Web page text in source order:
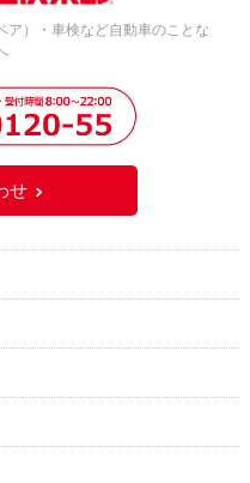
ア）・車検など自動車のことな
せ